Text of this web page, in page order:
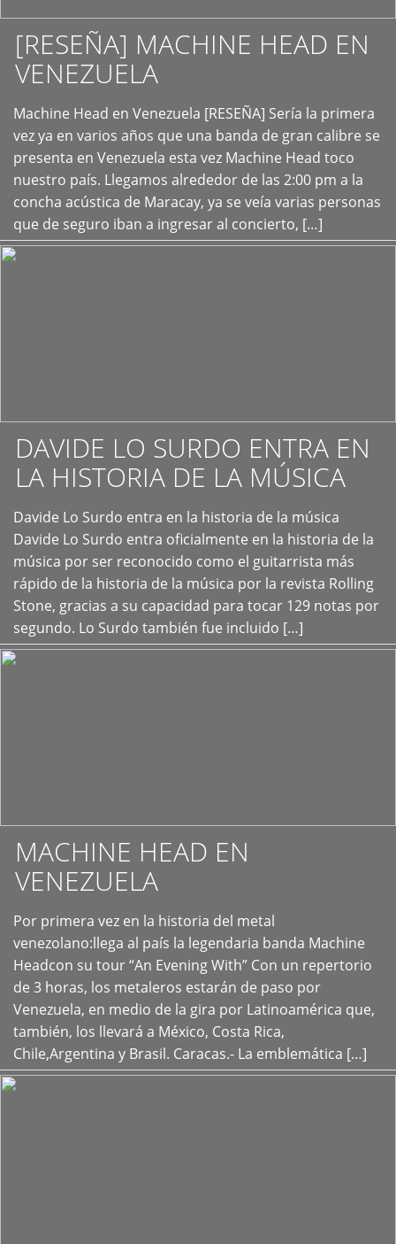
[RESEÑA] MACHINE HEAD EN
VENEZUELA
Machine Head en Venezuela [RESEÑA] Sería la primera
vez ya en varios años que una banda de gran calibre se
presenta en Venezuela esta vez Machine Head toco
nuestro país. Llegamos alrededor de las 2:00 pm a la
concha acústica de Maracay, ya se veía varias personas
que de seguro iban a ingresar al concierto, […]
+
DAVIDE LO SURDO ENTRA EN
LA HISTORIA DE LA MÚSICA
Davide Lo Surdo entra en la historia de la música
Davide Lo Surdo entra oficialmente en la historia de la
música por ser reconocido como el guitarrista más
rápido de la historia de la música por la revista Rolling
Stone, gracias a su capacidad para tocar 129 notas por
segundo. Lo Surdo también fue incluido […]
+
MACHINE HEAD EN
VENEZUELA
Por primera vez en la historia del metal
venezolano:llega al país la legendaria banda Machine
Headcon su tour “An Evening With” Con un repertorio
de 3 horas, los metaleros estarán de paso por
Venezuela, en medio de la gira por Latinoamérica que,
también, los llevará a México, Costa Rica,
Chile,Argentina y Brasil. Caracas.- La emblemática […]
+